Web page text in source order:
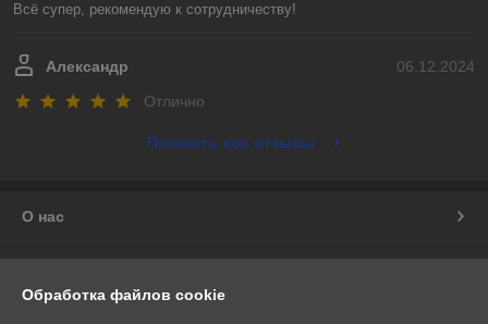
Всё супер, рекомендую к сотрудничеству!
06.12.2024
Александр
Отлично
Показать все отзывы
О нас
Обработка файлов cookie